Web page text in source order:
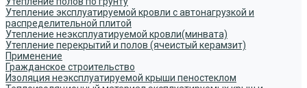
Утепление эксплуатируемой кровли с автонагрузкой и
распределительной плитой
Утепление неэксплуатируемой кровли(минвата)
Утепление перекрытий и полов (ячеистый керамзит)
Применение
Гражданское строительство
Изоляция неэксплуатируемой крыши пеностеклом